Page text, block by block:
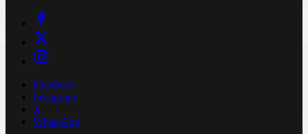
Facebook
Instagram
X
WhatsApp